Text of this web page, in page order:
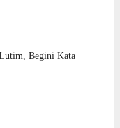
Begini Kata